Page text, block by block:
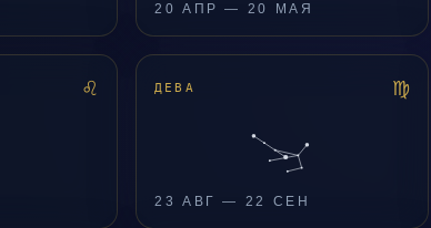
20 АПР — 20 МАЯ
♌ ДЕВА ♍
23 АВГ — 22 СЕН